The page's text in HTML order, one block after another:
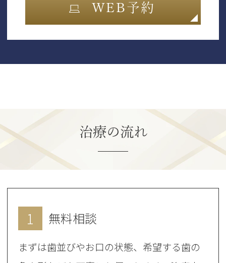
WEB予約
治療の流れ
1 無料相談
まずは歯並びやお口の状態、希望する歯の